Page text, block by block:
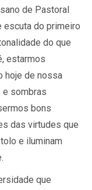
de Pastoral
do primeiro
do que
estarmos
hoje de nossa
e sombras
bons
das virtudes que
e iluminam
que